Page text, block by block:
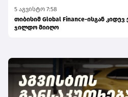
5 აგვისტო 7:58
თიბისიმ Global Finance-ისგან
ჯილდო მიიღო